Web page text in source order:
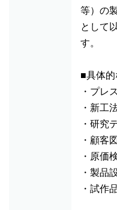
等）の
として
す。
■具体的
・プレ
・新工
・研究
・顧客
・原価
・製品
・試作